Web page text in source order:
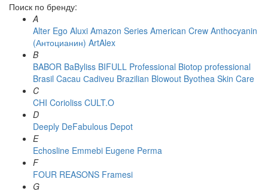
Поиск по бренду:
A
Alter Ego Aluxi Amazon Series American Crew Anthocyanin
(Антоцианин) ArtAlex
B
BABOR BaByliss BIFULL Professional Biotop professional
Brasil Cacau Сadiveu Brazilian Blowout Byothea Skin Care
C
CHI Corioliss CULT.O
D
Deeply DeFabulous Depot
E
Echosline Emmebi Eugene Perma
F
FOUR REASONS Framesi
G